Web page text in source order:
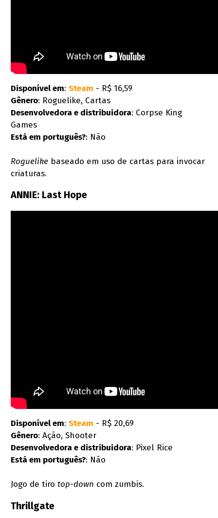
Disponível em:Steam - R$ 16,59
Gênero: Roguelike, Cartas
Desenvolvedora e distribuidora: Corpse King
Games
Está em português?: Não
Roguelike baseado em uso de cartas para invocar
criaturas.
ANNIE: Last Hope
Disponível em:Steam - R$ 20,69
Gênero: Ação, Shooter
Desenvolvedora e distribuidora: Pixel Rice
Está em português?: Não
Jogo de tirotop-down com zumbis.
Thrillgate